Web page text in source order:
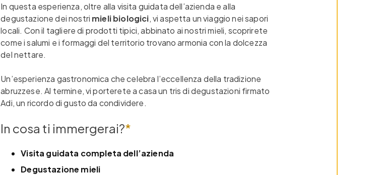
In questa esperienza, oltre alla visita guidata dell’azienda e alla
degustazione dei nostri mieli biologici, vi aspetta un viaggio nei sapori
locali. Con il tagliere di prodotti tipici, abbinato ai nostri mieli, scoprirete
come i salumi e i formaggi del territorio trovano armonia con la dolcezza
del nettare.
Un’esperienza gastronomica che celebra l’eccellenza della tradizione
abruzzese. Al termine, vi porterete a casa un tris di degustazioni firmato
Adi, un ricordo di gusto da condividere.
In cosa ti immergerai?*
Visita guidata completa dell’azienda
Degustazione mieli